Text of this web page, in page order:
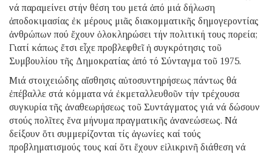
νά παραμείνει στήν θέση του μετά ἀπό μιά δήλωση
ἀποδοκιμασίας ἐκ μέρους μιᾶς διακομματικῆς δημογεροντίας
ἀνθρώπων πού ἔχουν ὁλοκληρώσει τήν πολιτική τους πορεία;
Γιατί κάπως ἔτσι εἶχε προβλεφθεῖ ἡ συγκρότησις τοῦ
Συμβουλίου τῆς Δημοκρατίας ἀπό τό Σύνταγμα τοῦ 1975.
Μιά στοιχειώδης αἴσθησις αὐτοσυντηρήσεως πάντως θά
ἐπέβαλλε στά κόμματα νά ἐκμεταλλευθοῦν τήν τρέχουσα
συγκυρία τῆς ἀναθεωρήσεως τοῦ Συντάγματος γιά νά δώσουν
στούς πολῖτες ἕνα μήνυμα πραγματικῆς ἀνανεώσεως. Νά
δείξουν ὅτι συμμερίζονται τίς ἀγωνίες καί τούς
προβληματισμούς τους καί ὅτι ἔχουν εἰλικρινῆ διάθεση νά